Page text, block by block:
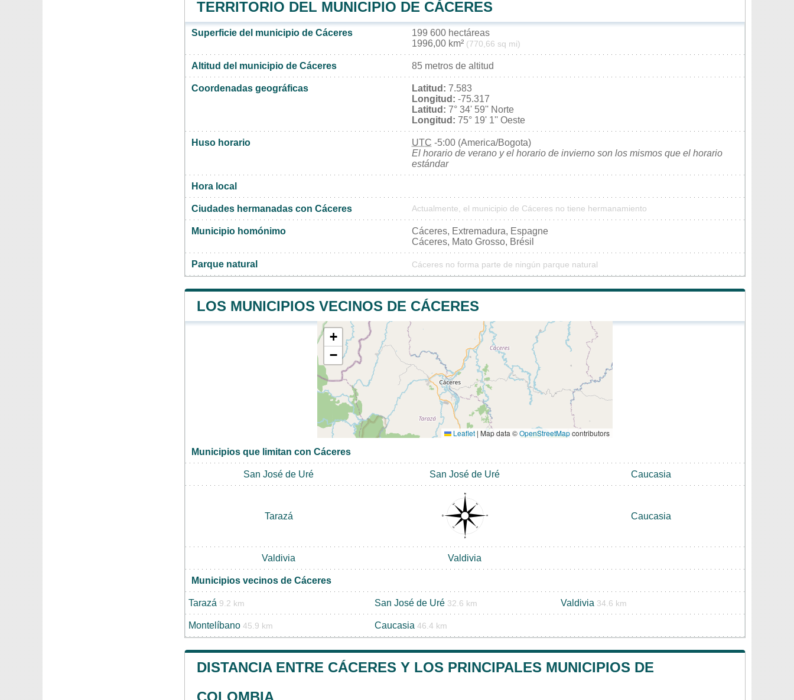
TERRITORIO DEL MUNICIPIO DE CÁCERES
Superficie del municipio de Cáceres
199 600 hectáreas
1996,00 km² (770,66 sq mi)
Altitud del municipio de Cáceres 85 metros de altitud
Coordenadas geográficas Latitud: 7.583
Longitud: -75.317
Latitud: 7° 34' 59'' Norte
Longitud: 75° 19' 1'' Oeste
Huso horario UTC -5:00 (America/Bogota)
El horario de verano y el horario de invierno son los mismos que el horario
estándar
Hora local
Ciudades hermanadas con Cáceres Actualmente, el municipio de Cáceres no tiene hermanamiento
Municipio homónimo
Cáceres, Extremadura, Espagne
Cáceres, Mato Grosso, Brésil
Parque natural Cáceres no forma parte de ningún parque natural
LOS MUNICIPIOS VECINOS DE CÁCERES
+
−
Leaflet | Map data ©OpenStreetMapcontributors
Municipios que limitan con Cáceres
San José de Uré San José de Uré Caucasia
Tarazá Caucasia
Valdivia Valdivia
Municipios vecinos de Cáceres
Tarazá 9.2 km San José de Uré 32.6 km Valdivia 34.6 km
Montelíbano 45.9 km Caucasia 46.4 km
DISTANCIA ENTRE CÁCERES Y LOS PRINCIPALES MUNICIPIOS DE